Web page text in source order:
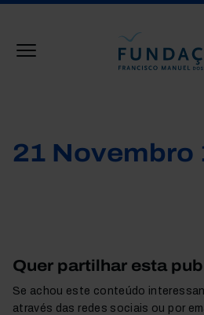
21 Novembro
Quer partilhar esta
Se achou este conteúdo
através das redes sociais ou por